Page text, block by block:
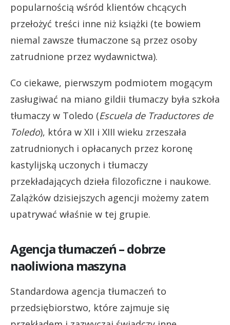
popularnością wśród klientów chcących
przełożyć treści inne niż książki (te bowiem
niemal zawsze tłumaczone są przez osoby
zatrudnione przez wydawnictwa).
Co ciekawe, pierwszym podmiotem mogącym
zasługiwać na miano gildii tłumaczy była szkoła
tłumaczy w Toledo (Escuela de Traductores de
Toledo), która w XII i XIII wieku zrzeszała
zatrudnionych i opłacanych przez koronę
kastylijską uczonych i tłumaczy
przekładających dzieła filozoficzne i naukowe.
Zalążków dzisiejszych agencji możemy zatem
upatrywać właśnie w tej grupie.
Agencja tłumaczeń – dobrze
naoliwiona maszyna
Standardowa agencja tłumaczeń to
przedsiębiorstwo, które zajmuje się